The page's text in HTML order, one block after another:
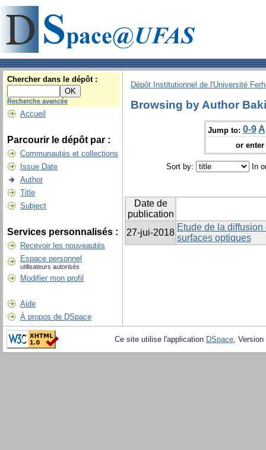
Chercher dans le dépôt :
Recherche avancée
Accueil
Parcourir le dépôt par :
Communautés et collections
Issue Date
Author
Title
Subject
Services personnalisés :
Recevoir les nouveautés
Espace personnel
utilisateurs autorisés
Modifier mon profil
Aide
À propos de DSpace
Dépôt Institutionnel de l'Université
Browsing by Author
Jump to: 0-9 A
or
Sort by: In
Date de
publication
27-jui-2018
Etude de la
surfaces optiques
Ce site utilise l'application DSpace,